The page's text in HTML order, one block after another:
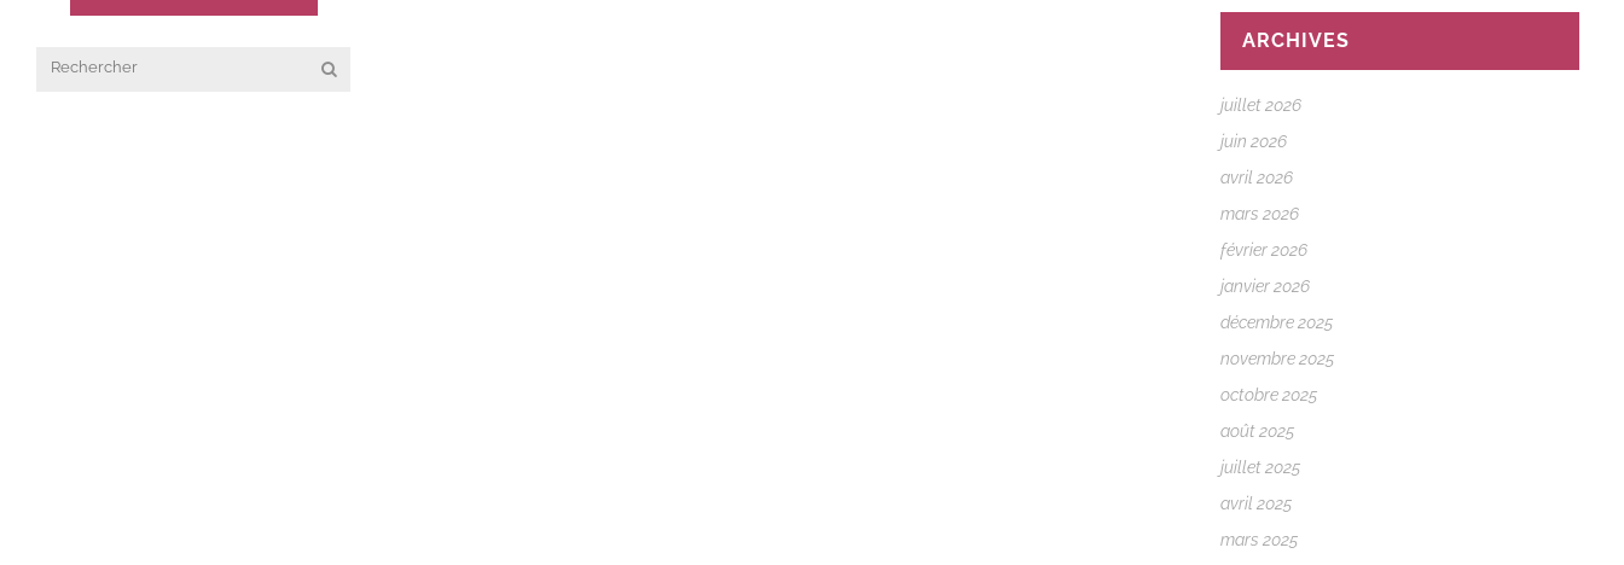
ARCHIVES
juillet 2026
juin 2026
avril 2026
mars 2026
février 2026
janvier 2026
décembre 2025
novembre 2025
octobre 2025
août 2025
juillet 2025
avril 2025
mars 2025